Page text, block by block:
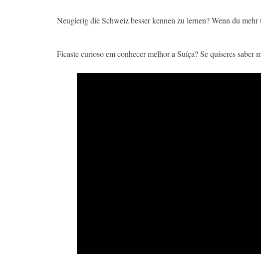
Neugierig die Schweiz besser kennen zu lernen? Wenn du
Ficaste curioso em conhecer melhor a Suíça? Se quiseres saber